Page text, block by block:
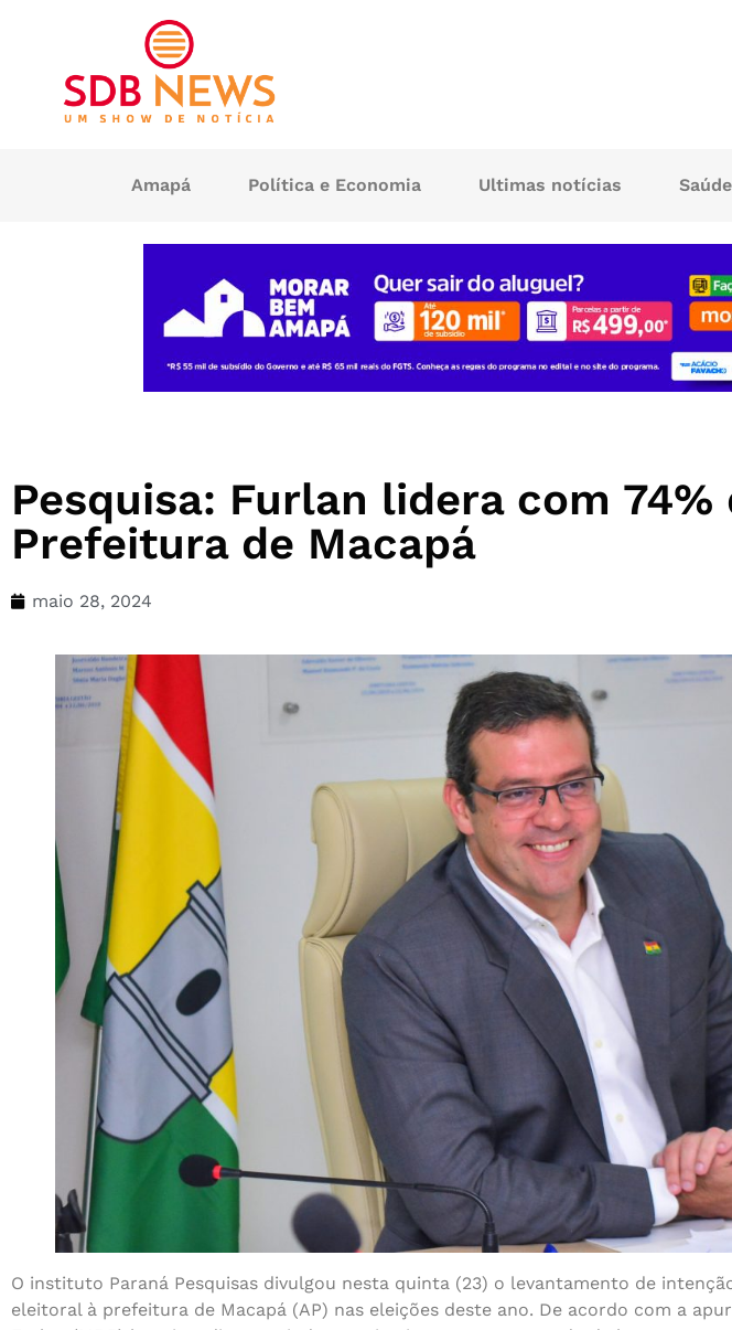
Amapá Política e Economia Ultimas notícias Saúde
Pesquisa: Furlan lidera com
Prefeitura de Macapá
maio 28, 2024
O instituto Paraná Pesquisas divulgou nesta quinta (23) o levantamento de
eleitoral à prefeitura de Macapá (AP) nas eleições deste ano. De acordo com a